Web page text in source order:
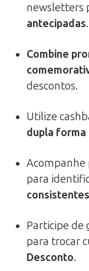
newsletters
antecipadas.
Combine
descontos.
Utilize
dupla forma
Acompanhe
para
consistentes
Participe de
para trocar
Desconto.